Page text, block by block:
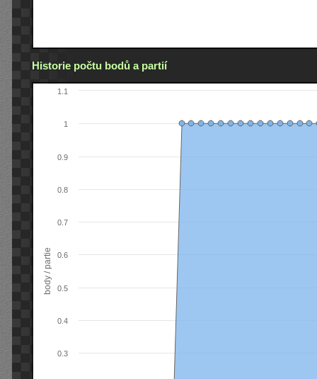
Historie počtu bodů a partií
body / partie
0.3
0.4
0.5
0.6
0.7
0.8
0.9
1
1.1